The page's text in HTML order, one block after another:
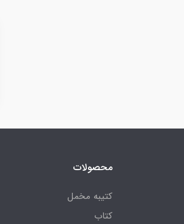
محصولات
کتیبه مخمل
کتاب